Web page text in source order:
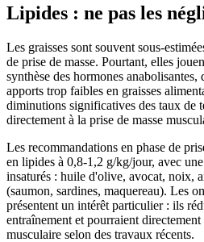
Lipides : ne pas les
Les graisses sont souvent sous-
de prise de masse. Pourtant, elles
synthèse des hormones anabolisantes,
apports trop faibles en graisses
diminutions significatives des taux de
directement à la prise de masse
Les recommandations en phase de
en lipides à 0,8-1,2 g/kg/jour, avec
insaturés : huile d'olive, avocat, noix,
(saumon, sardines, maquereau). Les
présentent un intérêt particulier : ils
entraînement et pourraient
musculaire selon des travaux récents.